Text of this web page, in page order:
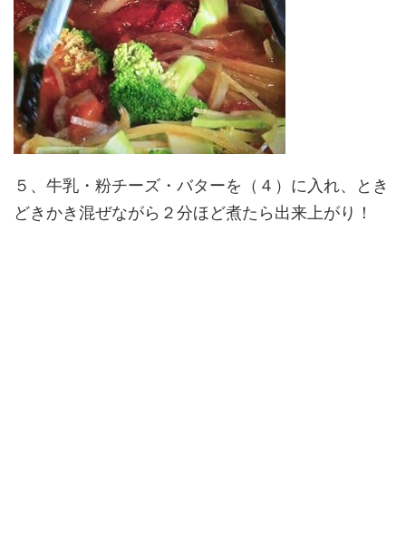
５、牛乳・粉チーズ・バターを（４）に入れ、とき
どきかき混ぜながら２分ほど煮たら出来上がり！